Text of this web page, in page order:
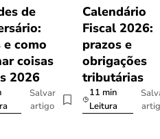
de
e como
coisas
2026
Salvar
artigo
Calendário
Fiscal 2026:
prazos e
obrigações
tributárias
11 min
Leitura